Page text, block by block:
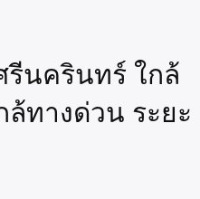
นครินทร์ ใกล้
ทางด่วน ระยะ